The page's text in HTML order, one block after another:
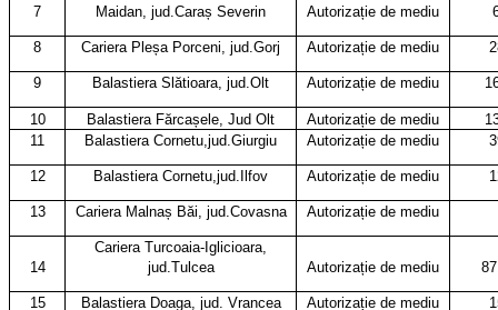
7
Maidan, jud.Caraș Severin
Autorizație de mediu
8 Cariera Pleșa Porceni, jud.Gorj Autorizație de mediu
9 Balastiera Slătioara, jud.Olt Autorizație de mediu
10 Balastiera Fărcașele, Jud Olt Autorizație de mediu
11
Balastiera Cornetu,jud.Giurgiu Autorizație de mediu
12 Balastiera Cornetu,jud.Ilfov Autorizație de mediu
13 Cariera Malnaș Băi, jud.Covasna Autorizație de mediu
14
Cariera Turcoaia-Iglicioara,
jud.Tulcea
Autorizație de mediu
15 Balastiera Doaga, jud. Vrancea Autorizație de mediu